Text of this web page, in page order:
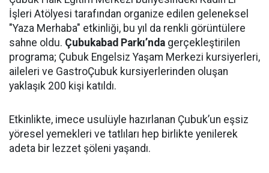
İşleri Atölyesi tarafından organize edilen geleneksel
"Yaza Merhaba" etkinliği, bu yıl da renkli görüntülere
sahne oldu. Çubukabad Parkı’nda gerçekleştirilen
programa; Çubuk Engelsiz Yaşam Merkezi kursiyerleri,
aileleri ve GastroÇubuk kursiyerlerinden oluşan
yaklaşık 200 kişi katıldı.
Etkinlikte, imece usulüyle hazırlanan Çubuk’un eşsiz
yöresel yemekleri ve tatlıları hep birlikte yenilerek
adeta bir lezzet şöleni yaşandı.